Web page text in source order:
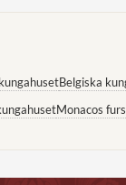
Belgiska
Monacos